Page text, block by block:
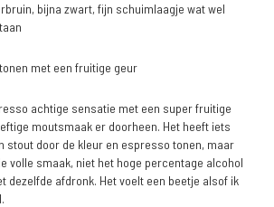
bijna zwart, fijn schuimlaagje wat wel
met een fruitige geur
achtige sensatie met een super fruitige
moutsmaak er doorheen. Het heeft iets
stout door de kleur en espresso tonen, maar
volle smaak, niet het hoge percentage alcohol
dezelfde afdronk. Het voelt een beetje alsof ik